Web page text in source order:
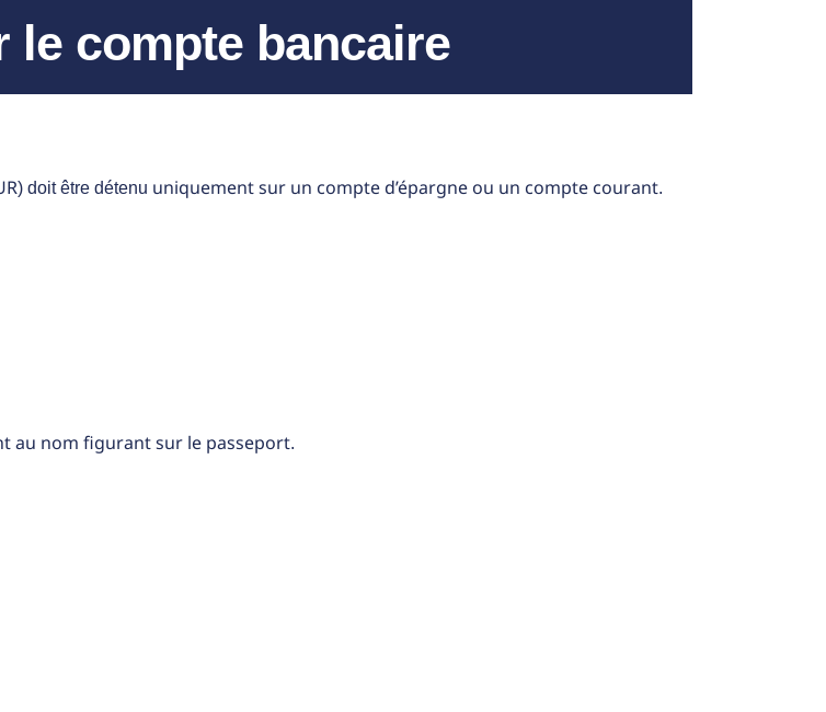
le compte bancaire
) doit être détenu uniquement sur un compte d’épargne ou un compte courant.
au nom figurant sur le passeport.